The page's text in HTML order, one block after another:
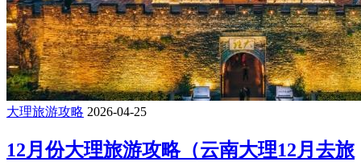
大理旅游攻略 2026-04-25
12月份大理旅游攻略（云南大理12月去旅